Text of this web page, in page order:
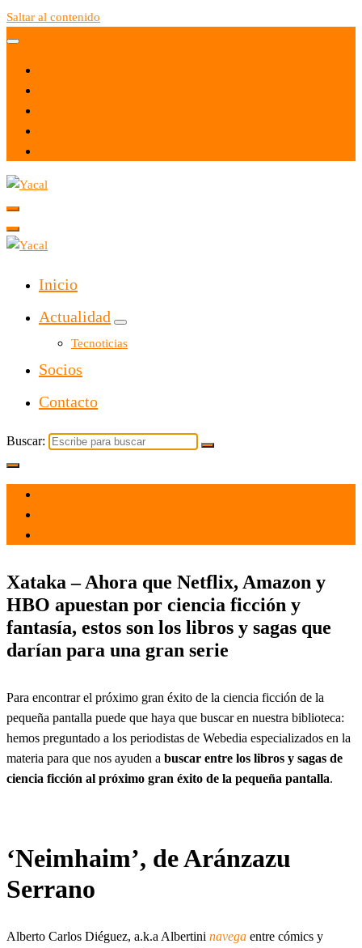
Saltar al contenido
Yacal micro hosting
Inicio
Actualidad
Tecnoticias
Socios
Contacto
Buscar:
Xataka – Ahora que Netflix, Amazon y
HBO apuestan por ciencia ficción y
fantasía, estos son los libros y sagas que
darían para una gran serie
Para encontrar el próximo gran éxito de la ciencia ficción de la
pequeña pantalla puede que haya que buscar en nuestra biblioteca:
hemos preguntado a los periodistas de Webedia especializados en la
materia para que nos ayuden a buscar entre los libros y sagas de
ciencia ficción al próximo gran éxito de la pequeña pantalla.
‘Neimhaim’, de Aránzazu
Serrano
Alberto Carlos Diéguez, a.k.a Albertini navega entre cómics y